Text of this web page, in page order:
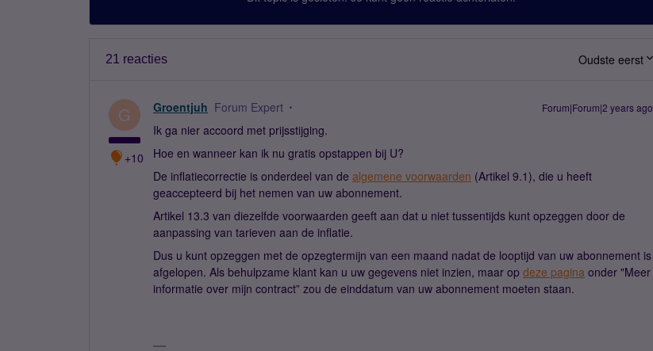
21 reacties Oudste eerst
G
+10
Groentjuh Forum Expert Forum|Forum|2 years ago
Ik ga nier accoord met prijsstijging.
Hoe en wanneer kan ik nu gratis opstappen bij U?
De inflatiecorrectie is onderdeel van de algemene voorwaarden (Artikel 9.1), die u heeft
geaccepteerd bij het nemen van uw abonnement.
Artikel 13.3 van diezelfde voorwaarden geeft aan dat u niet tussentijds kunt opzeggen door de
aanpassing van tarieven aan de inflatie.
Dus u kunt opzeggen met de opzegtermijn van een maand nadat de looptijd van uw abonnement is
afgelopen. Als behulpzame klant kan u uw gegevens niet inzien, maar op deze pagina onder "Meer
informatie over mijn contract” zou de einddatum van uw abonnement moeten staan.